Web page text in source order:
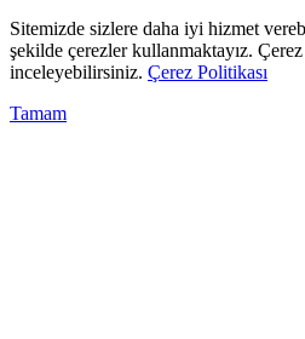
Sitemizde sizlere daha iyi hizmet
şekilde çerezler kullanmaktayız. Çerez
inceleyebilirsiniz. Çerez Politikası
Tamam